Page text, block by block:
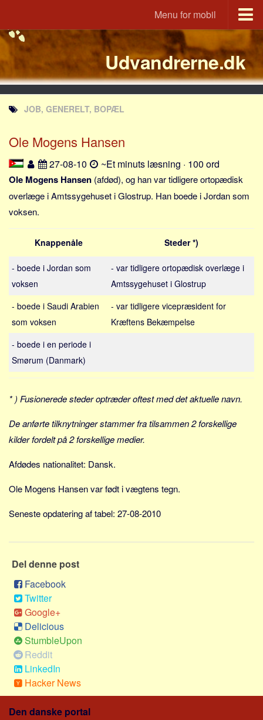
Menu for mobil
Portal
Udvandrerne.dk
Utvandrerne.no
Utvandrarna.se
Tyskland.dk
England.dk
JLKM.dk
Lande
Tyrkiet
Spanien
Sverige
Norge
Thailand
Italien
Grækenland
USA
Alle
Nøgleord
Bolig
Job
Pension og opsparing
Forbrug
Alle
Aspekter
Køb og salg
Økonomi
Jura og regler
Skatter og afgifter
Statistik
Praktisk
Udvandrerne.dk
JOB, GENERELT, BOPÆL
Ole Mogens Hansen
27-08-10 ~Et minuts læsning · 100 ord
Ole Mogens Hansen (afdød), og han var tidligere ortopædisk
overlæge i Amtssygehuset i Glostrup. Han boede i Jordan som
voksen.
Knappenåle Steder *)
- boede i Jordan som
voksen
- var tidligere ortopædisk overlæge i
Amtssygehuset i Glostrup
- boede i Saudi Arabien
som voksen
- var tidligere vicepræsident for
Kræftens Bekæmpelse
- boede i en periode i
Smørum (Danmark)
* ) Fusionerede steder optræder oftest med det aktuelle navn.
De anførte tilknytninger stammer fra tilsammen 2 forskellige
kilder fordelt på 2 forskellige medier.
Afdødes nationalitet: Dansk.
Ole Mogens Hansen var født i vægtens tegn.
Seneste opdatering af tabel: 27-08-2010
Del denne post
Facebook
Twitter
Google+
Delicious
StumbleUpon
Reddit
LinkedIn
Hacker News
Den danske portal